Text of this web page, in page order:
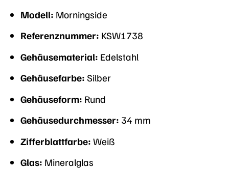
Modell: Morningside
Referenznummer: KSW1738
Gehäusematerial: Edelstahl
Gehäusefarbe: Silber
Gehäuseform: Rund
Gehäusedurchmesser: 34 mm
Zifferblattfarbe: Weiß
Glas: Mineralglas